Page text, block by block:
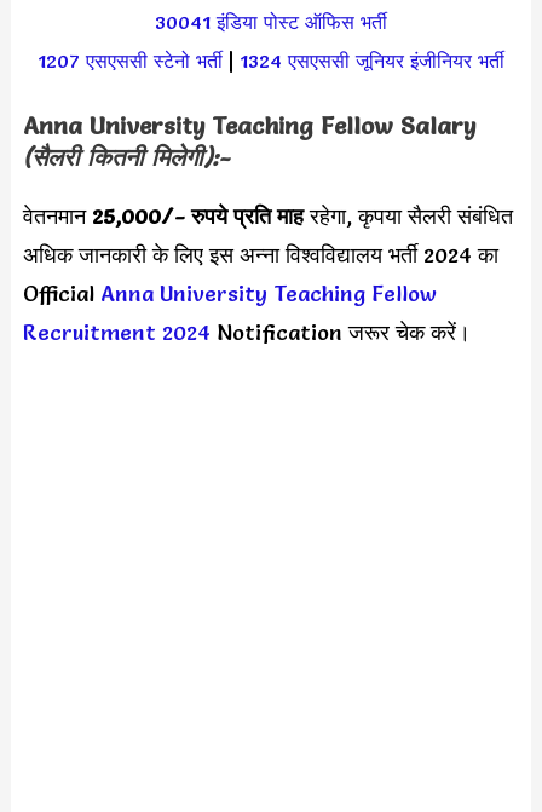
30041 इंडिया पोस्ट ऑफिस भर्ती
1207 एसएससी स्टेनो भर्ती| 1324 एसएससी जूनियर इंजीनियर भर्ती
Anna University Teaching Fellow Salary
(सैलरी कितनी मिलेगी):-
वेतनमान 25,000/- रुपये प्रति माहरहेगा, कृपया सैलरी संबंधित
अधिक जानकारी के लिए इस अन्ना विश्वविद्यालय भर्ती 2024 का
Official Anna University Teaching Fellow
Recruitment 2024 Notification जरूर चेक करें।